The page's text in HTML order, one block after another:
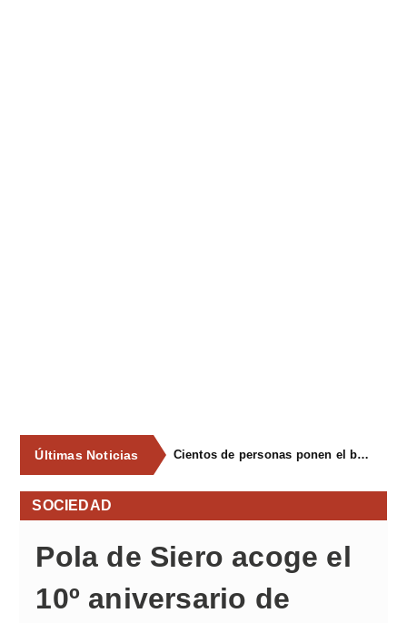
Últimas Noticias Cientos de personas ponen el broche final a las fiestas de La Salud de Lieres con la tradicional merienda
SOCIEDAD
Pola de Siero acoge el
10º aniversario de